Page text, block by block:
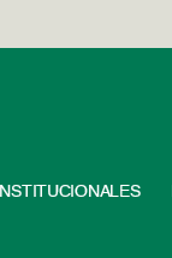
INSTITUCIONALES